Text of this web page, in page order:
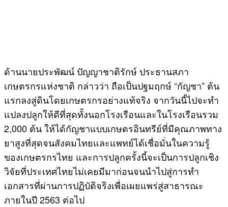
ด้านนายประพัฒน์ ปัญญาชาติรักษ์ ประธานสภา
เกษตรกรแห่งชาติ กล่าวว่า ถือเป็นปฐมฤกษ์ “กัญชา” ต้น
แรกลงสู่ดินโดยเกษตรกรอย่างแท้จริง จากวันนี้ไปจะทำ
แปลงปลูกให้ดีที่สุดทั้งนอกโรงเรือนและในโรงเรือนรวม
2,000 ต้น ให้ได้กัญชาแบบเกษตรอินทรีย์ที่มีคุณภาพทาง
ยาสูงที่สุดจนสังคมไทยและแพทย์ได้เชื่อมั่นในความรู้
ของเกษตรกรไทย และการปลูกครั้งนี้จะเป็นการปลูกเชิง
วิจัยที่ประเทศไทยไม่เคยมีมาก่อนจนนำไปสู่การทำ
เอกสารที่ผ่านการปฏิบัติจริงเพื่อเผยแพร่สู่สาธารณะ
ภายในปี 2563 ต่อไป